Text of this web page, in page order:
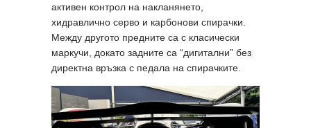
активен контрол на накланянето,
хидравлично серво и карбонови спирачки.
Между другото предните са с класически
маркучи, докато задните са “дигитални” без
директна връзка с педала на спирачките.